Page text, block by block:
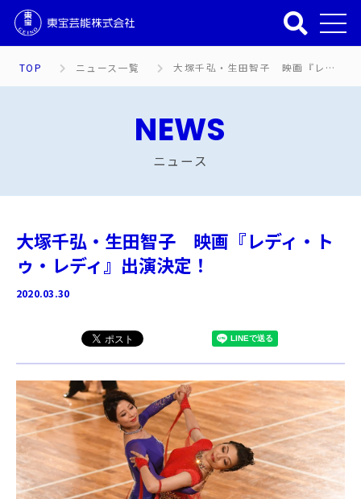
TOP ニュース一覧 大塚千弘・生田智子 映画『レディ・トゥ・レディ』出演決定！
NEWS
ニュース
大塚千弘・生田智子 映画『レディ・ト
ゥ・レディ』出演決定！
2020.03.30